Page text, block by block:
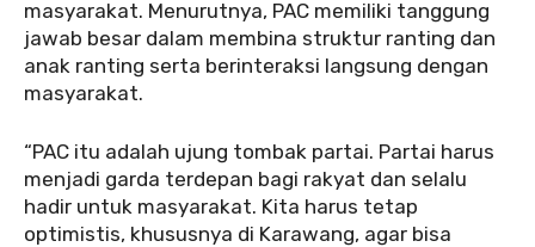
masyarakat. Menurutnya, PAC memiliki tanggung
jawab besar dalam membina struktur ranting dan
anak ranting serta berinteraksi langsung dengan
masyarakat.
“PAC itu adalah ujung tombak partai. Partai harus
menjadi garda terdepan bagi rakyat dan selalu
hadir untuk masyarakat. Kita harus tetap
optimistis, khususnya di Karawang, agar bisa